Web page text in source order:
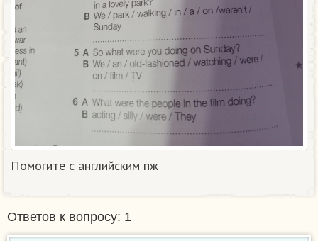
Помогите с английским пж
Ответов к вопросу: 1